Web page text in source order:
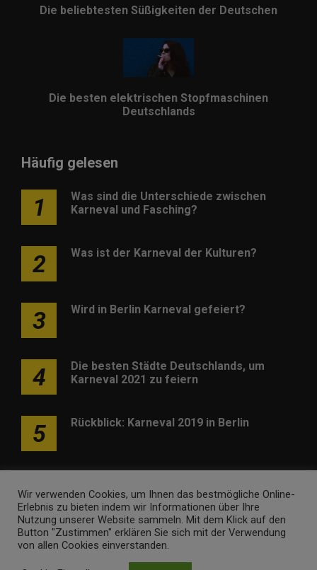
Die beliebtesten Süßigkeiten der Deutschen
Die besten elektrischen Stopfmaschinen
Deutschlands
Häufig gelesen
1
Was sind die Unterschiede zwischen
Karneval und Fasching?
2 Was ist der Karneval der Kulturen?
3 Wird in Berlin Karneval gefeiert?
4
Die besten Städte Deutschlands, um
Karneval 2021 zu feiern
5 Rückblick: Karneval 2019 in Berlin
Werben Kontakt Impressum Newsletter
Wir verwenden Cookies, um Ihnen das bestmögliche Online-
Erlebnis zu bieten indem wir Informationen über Ihre
Nutzung unserer Website sammeln. Mit dem Klick auf den
Button "Zustimmen" erklären Sie sich mit der Verwendung
von allen Cookies einverstanden.